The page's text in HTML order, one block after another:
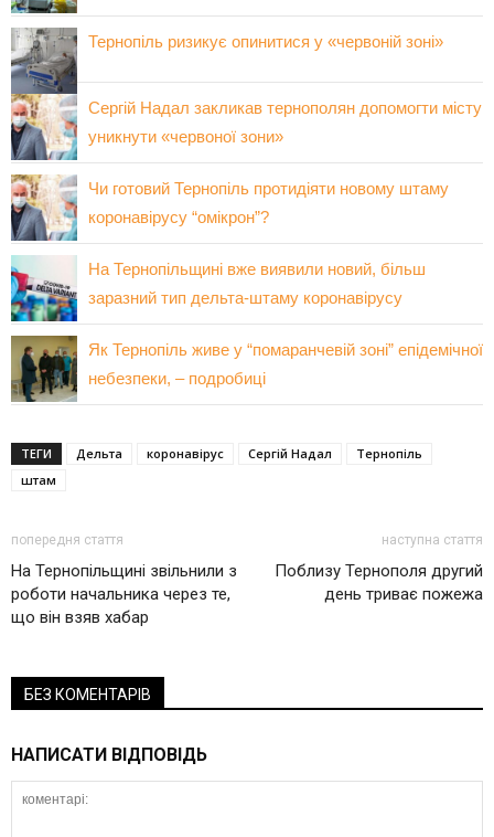
Тернопіль ризикує опинитися у «червоній зоні»
Сергій Надал закликав тернополян допомогти місту
уникнути «червоної зони»
Чи готовий Тернопіль протидіяти новому штаму
коронавірусу “омікрон”?
На Тернопільщині вже виявили новий, більш
заразний тип дельта-штаму коронавірусу
Як Тернопіль живе у “помаранчевій зоні” епідемічної
небезпеки, – подробиці
ТЕГИ Дельта коронавірус Сергій Надал
Тернопіль
штам
попередня стаття
На Тернопільщині звільнили з
роботи начальника через те,
що він взяв хабар
наступна стаття
Поблизу Тернополя другий
день триває пожежа
БЕЗ КОМЕНТАРІВ
НАПИСАТИ ВІДПОВІДЬ